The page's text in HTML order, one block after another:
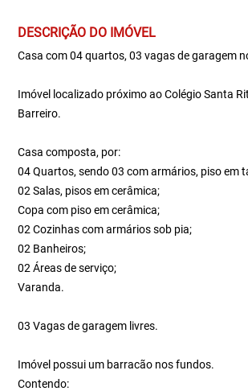
DESCRIÇÃO DO IMÓVEL
Casa com 04 quartos, 03 vagas de garagem
Imóvel localizado próximo ao Colégio Santa
Barreiro.
Casa composta, por:
04 Quartos, sendo 03 com armários, piso em
02 Salas, pisos em cerâmica;
Copa com piso em cerâmica;
02 Cozinhas com armários sob pia;
02 Banheiros;
02 Áreas de serviço;
Varanda.
03 Vagas de garagem livres.
Imóvel possui um barracão nos fundos.
Contendo: